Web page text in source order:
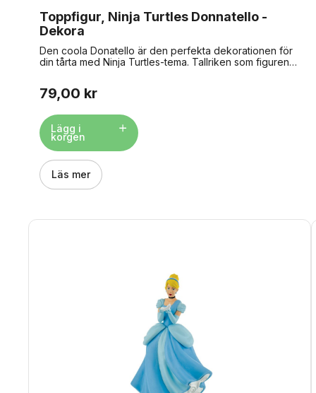
Toppfigur, Ninja Turtles Donnatello -
Dekora
Den coola Donatello är den perfekta dekorationen för
din tårta med Ninja Turtles-tema. Tallriken som figuren
Turtles just HÄR Storlek: ca 8 cm. Material: plast.
79,00 kr
Lägg i
korgen
Läs mer